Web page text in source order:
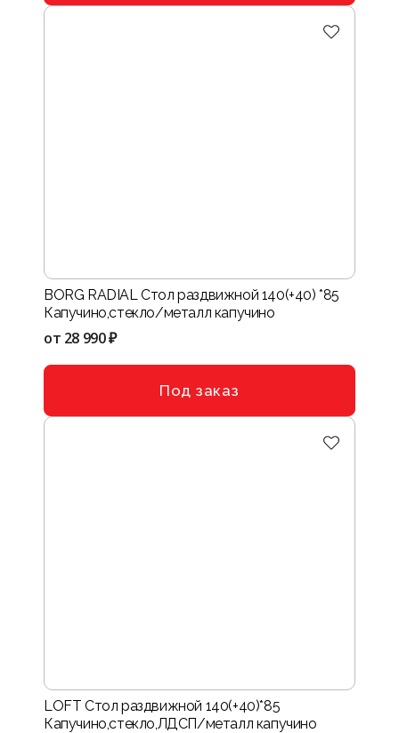
BORG RADIAL Стол раздвижной 140(+40) *85
Капучино,стекло/металл капучино
от 28 990 ₽
Под заказ
LOFT Стол раздвижной 140(+40)*85
Капучино,стекло,ЛДСП/металл капучино